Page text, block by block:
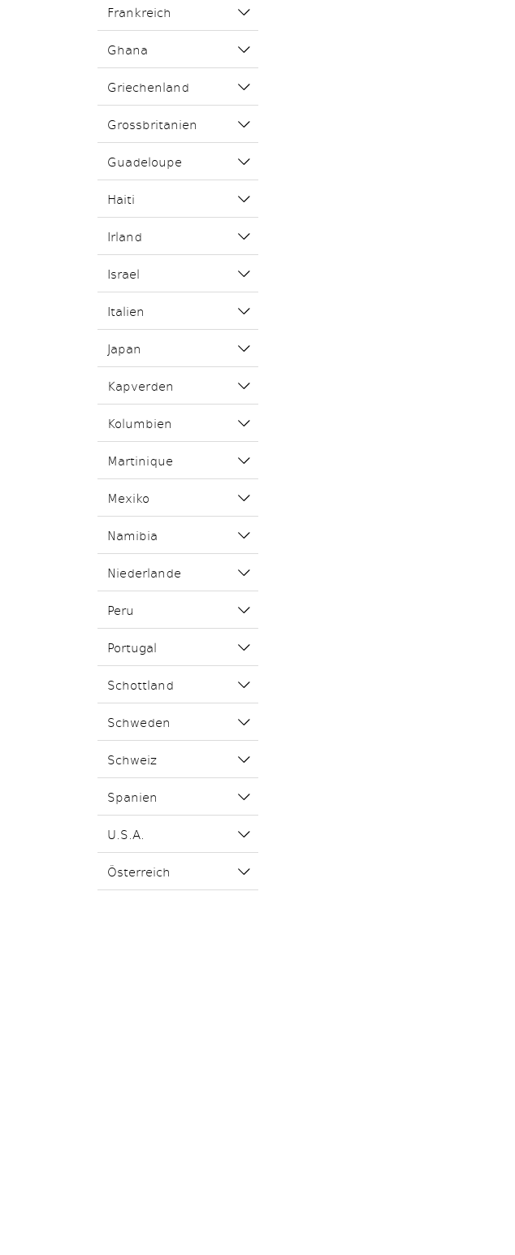
Frankreich
Ghana
Griechenland
Grossbritanien
Guadeloupe
Haiti
Irland
Israel
Italien
Japan
Kapverden
Kolumbien
Martinique
Mexiko
Namibia
Niederlande
Peru
Portugal
Schottland
Schweden
Schweiz
Spanien
U.S.A.
Österreich